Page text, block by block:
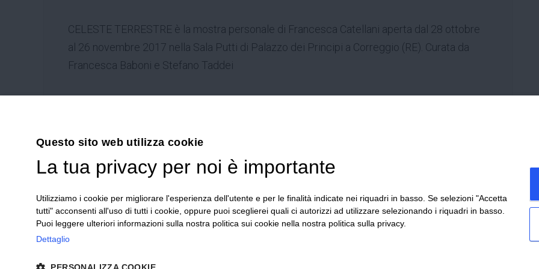
CELESTE TERRESTRE è la mostra personale di Francesca Catellani aperta dal 28 ottobre
al 26 novembre 2017 nella Sala Putti di Palazzo dei Principi a Correggio (RE). Curata da
Francesca Baboni e Stefano Taddei
Emilia Romagna – Italia
Tel. +39 0522 605360
Stefano Bartoli – P.Iva00764300356
Home
Questo sito web utilizza cookie
La tua privacy per noi è importante
Utilizziamo i cookie per migliorare l'esperienza dell'utente e per le finalità indicate nei riquadri in basso. Se selezioni "Accetta
tutti" acconsenti all'uso di tutti i cookie, oppure puoi sceglierei quali ci autorizzi ad utilizzare selezionando i riquadri in basso.
Puoi leggere ulteriori informazioni sulla nostra politica sui cookie nella nostra politica sulla privacy.
Dettaglio